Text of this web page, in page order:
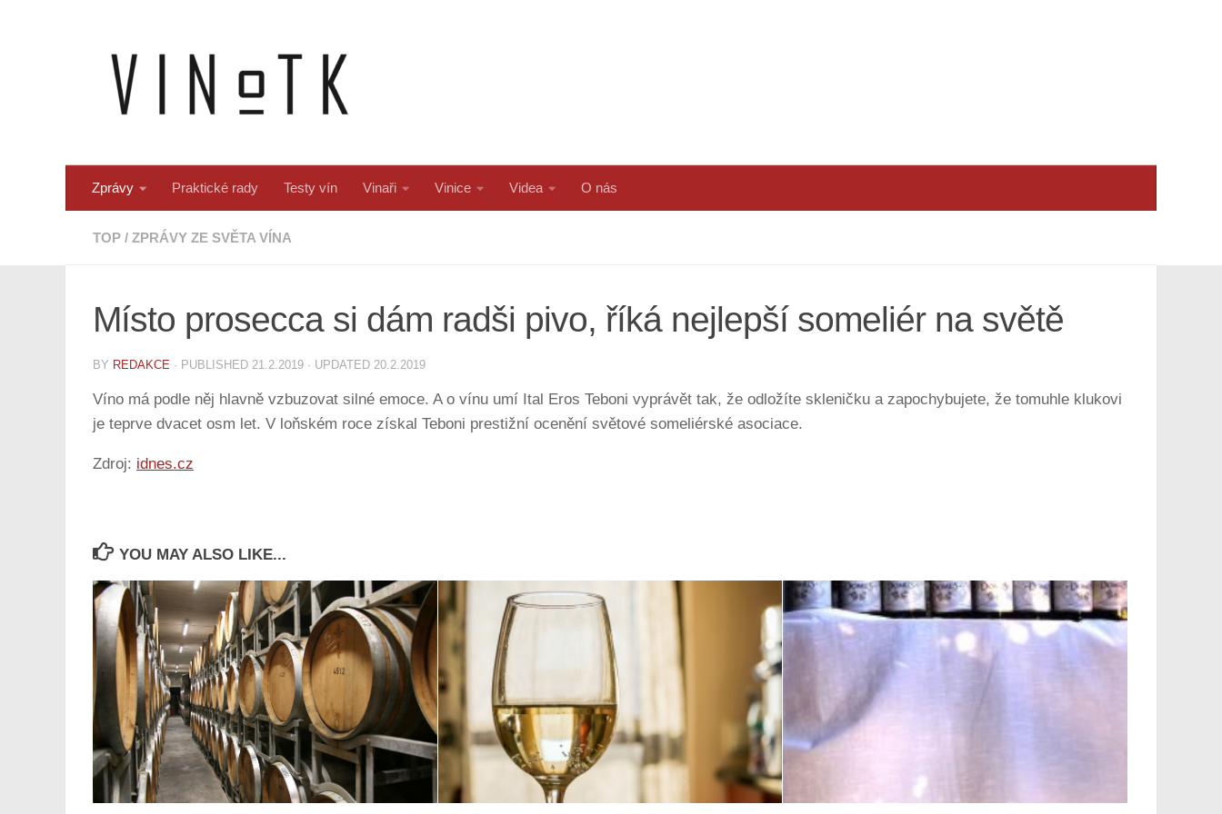
Zprávy Praktické rady Testy vín Vinaři Vinice Videa O nás
TOP / ZPRÁVY ZE SVĚTA VÍNA
Místo prosecca si dám radši pivo, říká nejlepší someliér na světě
BY REDAKCE · PUBLISHED 21.2.2019 · UPDATED 20.2.2019
Víno má podle něj hlavně vzbuzovat silné emoce. A o vínu umí Ital Eros Teboni vyprávět tak, že odložíte skleničku a zapochybujete, že tomuhle klukovi
je teprve dvacet osm let. V loňském roce získal Teboni prestižní ocenění světové someliérské asociace.
Zdroj: idnes.cz
YOU MAY ALSO LIKE...